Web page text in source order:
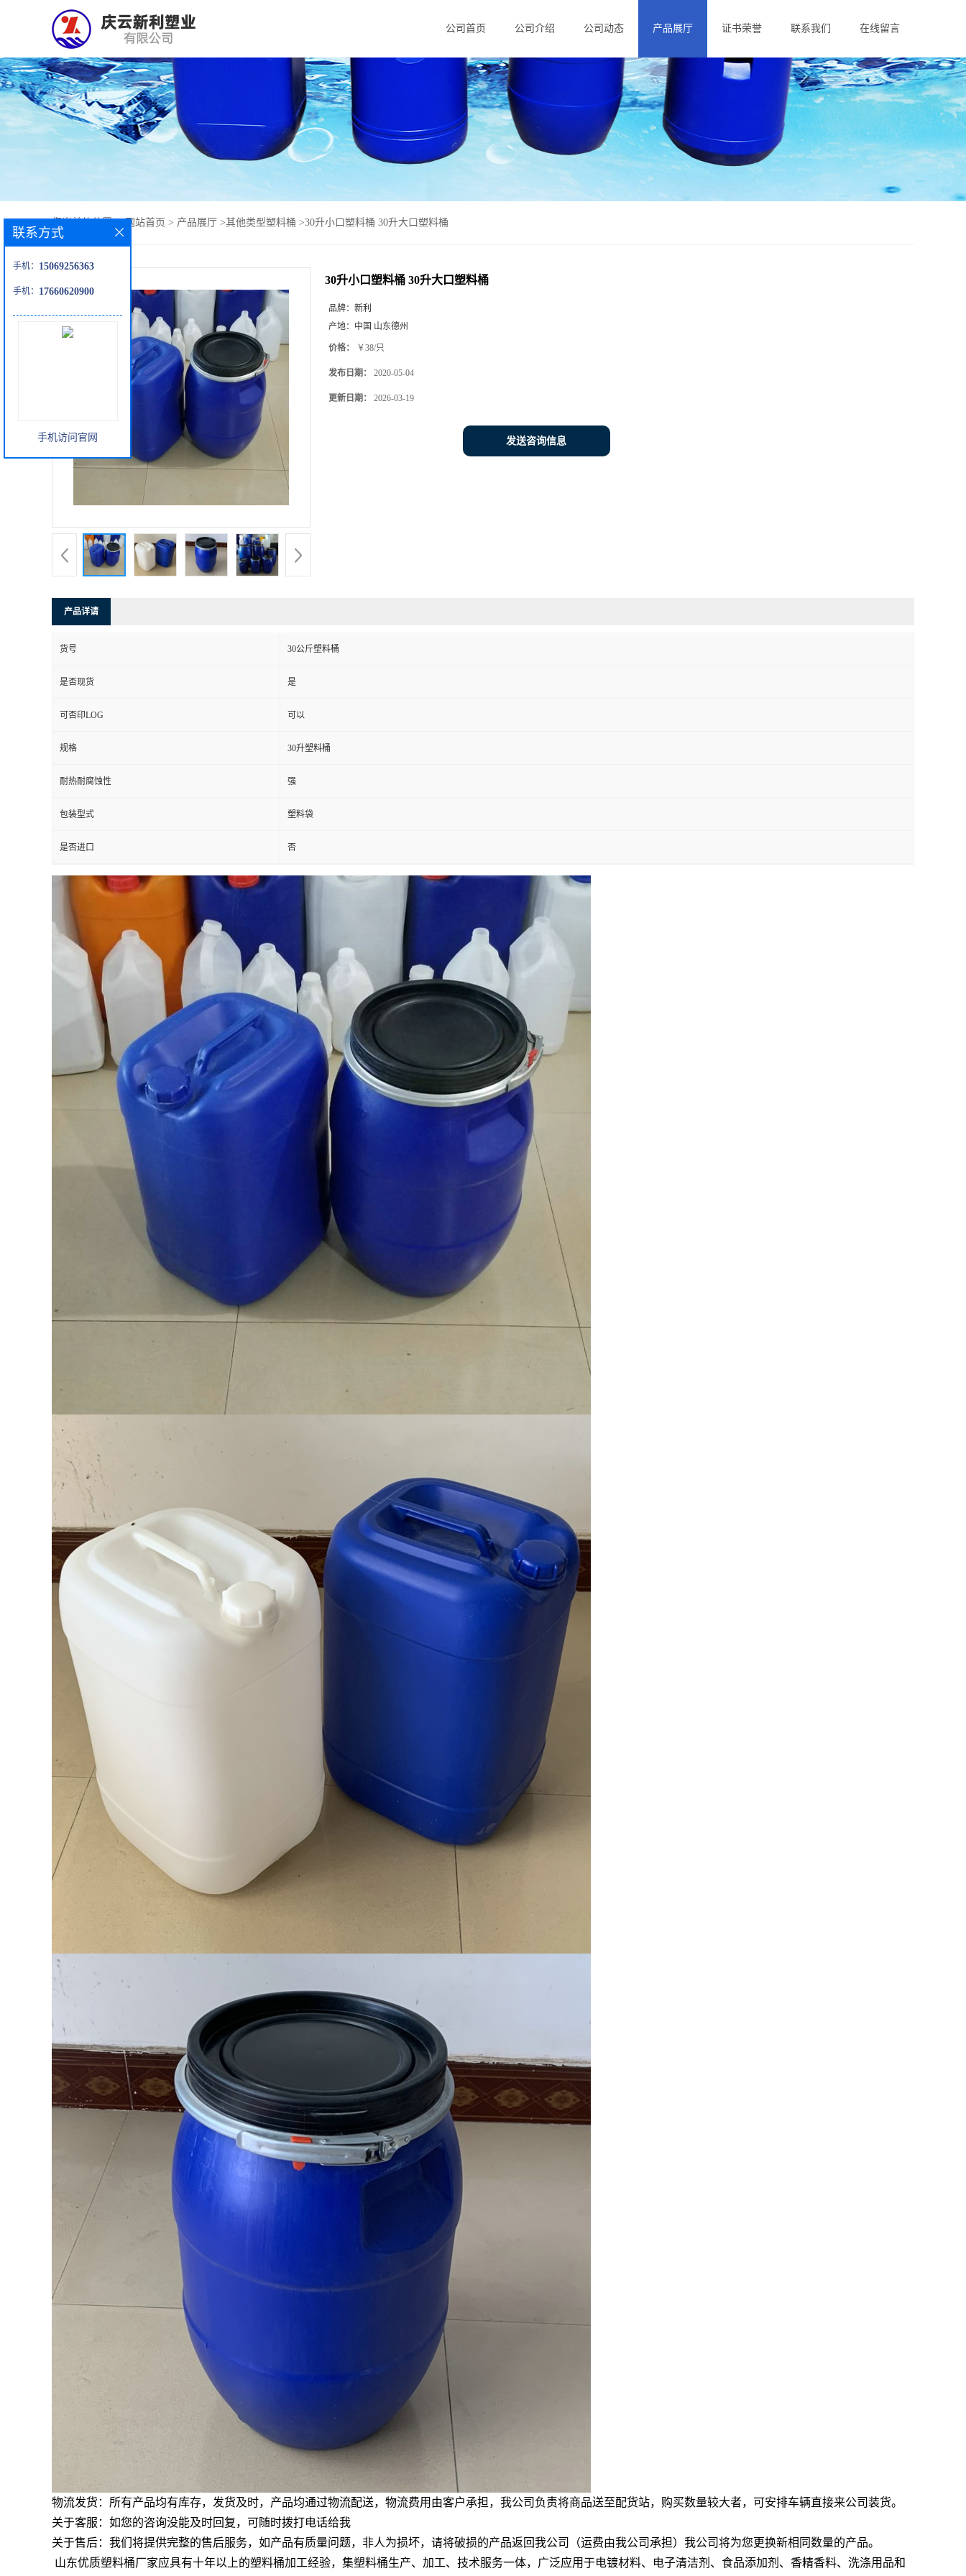
公司首页 公司介绍 公司动态 产品展厅 证书荣誉 联系我们 在线留言
网站首页 > 产品展厅 >其他类型塑料桶 >30升小口塑料桶 30升大口塑料桶
30升小口塑料桶 30升大口塑料桶
品牌： 新利
产地： 中国 山东德州
价格： ￥38/只
发布日期： 2020-05-04
更新日期： 2026-03-19
发送咨询信息
产品详请
货号 30公斤塑料桶
是否现货 是
可否印LOG 可以
规格 30升塑料桶
耐热耐腐蚀性 强
包装型式 塑料袋
是否进口 否
物流发货：所有产品均有库存，发货及时，产品均通过物流配送，物流费用由客户承担，我公司负责将商品送至配货站，购买数量较大者，可安排车辆直接来公司装货。
关于客服：如您的咨询没能及时回复，可随时拨打电话给我
关于售后：我们将提供完整的售后服务，如产品有质量问题，非人为损坏，请将破损的产品返回我公司（运费由我公司承担）我公司将为您更换新相同数量的产品。
山东优质塑料桶厂家应具有十年以上的塑料桶加工经验，集塑料桶生产、加工、技术服务一体，广泛应用于电镀材料、电子清洁剂、食品添加剂、香精香料、洗涤用品和
联系方式
手机： 15069256363
手机： 17660620900
手机访问官网